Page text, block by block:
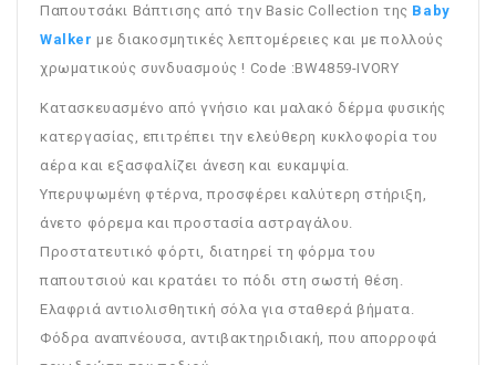
Παπουτσάκι Βάπτισης από την Basic Collection της Baby
Walker με διακοσμητικές λεπτομέρειες και με πολλούς
χρωματικούς συνδυασμούς ! Code :BW4859-IVORY
Κατασκευασμένο από γνήσιο και μαλακό δέρμα φυσικής
κατεργασίας, επιτρέπει την ελεύθερη κυκλοφορία του
αέρα και εξασφαλίζει άνεση και ευκαμψία.
Υπερυψωμένη φτέρνα, προσφέρει καλύτερη στήριξη,
άνετο φόρεμα και προστασία αστραγάλου.
Προστατευτικό φόρτι, διατηρεί τη φόρμα του
παπουτσιού και κρατάει το πόδι στη σωστή θέση.
Ελαφριά αντιολισθητική σόλα για σταθερά βήματα.
Φόδρα αναπνέουσα, αντιβακτηριδιακή, που απορροφά